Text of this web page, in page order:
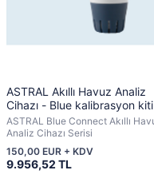
ASTRAL Akıllı Havuz Analiz
Cihazı - Blue kalibrasyon kiti
ASTRAL Blue Connect Akıllı Havuz
Analiz Cihazı Serisi
9.956,52 TL
150,00 EUR + KDV